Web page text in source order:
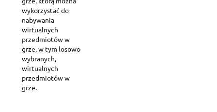
wykorzystać do
nabywania
wirtualnych
przedmiotów w
grze, w tym losowo
wybranych,
wirtualnych
przedmiotów w
grze.